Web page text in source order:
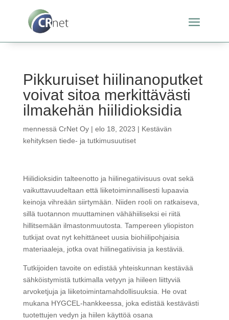
Pikkuruiset hiilinanoputket
voivat sitoa merkittävästi
ilmakehän hiilidioksidia
mennessä CrNet Oy| elo 18, 2023 | Kestävän
kehityksen tiede- ja tutkimusuutiset
Hiilidioksidin talteenotto ja hiilinegatiivisuus ovat sekä
vaikuttavuudeltaan että liiketoiminnallisesti lupaavia
keinoja vihreään siirtymään. Niiden rooli on ratkaiseva,
sillä tuotannon muuttaminen vähähiiliseksi ei riitä
hillitsemään ilmastonmuutosta. Tampereen yliopiston
tutkijat ovat nyt kehittäneet uusia biohiilipohjaisia
materiaaleja, jotka ovat hiilinegatiivisia ja kestäviä.
Tutkijoiden tavoite on edistää yhteiskunnan kestävää
sähköistymistä tutkimalla vetyyn ja hiileen liittyviä
arvoketjuja ja liiketoimintamahdollisuuksia. He ovat
mukana HYGCEL-hankkeessa, joka edistää kestävästi
tuotettujen vedyn ja hiilen käyttöä osana